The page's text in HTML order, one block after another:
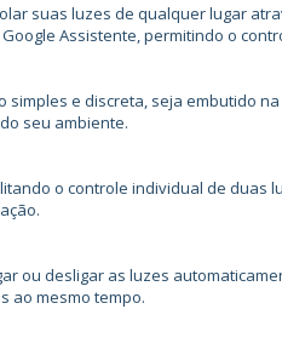
suas luzes de qualquer lugar
Assistente, permitindo o
simples e discreta, seja embutido
seu ambiente.
o controle individual de duas
ou desligar as luzes
ao mesmo tempo.